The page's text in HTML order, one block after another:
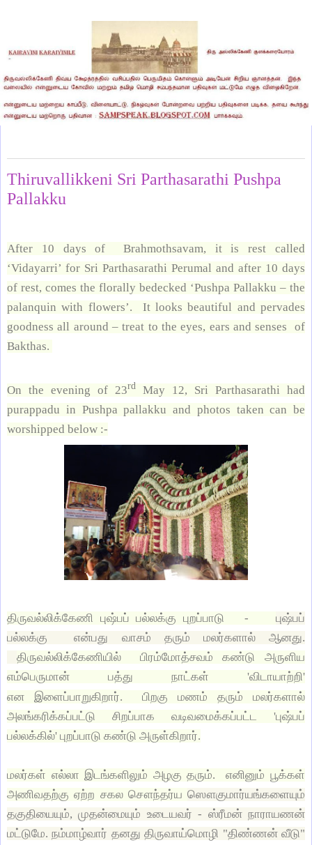
Thiruvallikkeni Sri Parthasarathi Pushpa
Pallakku
After 10 days of Brahmothsavam, it is rest called
‘Vidayarri’ for Sri Parthasarathi Perumal and after 10 days
of rest, comes the florally bedecked ‘Pushpa Pallakku – the
palanquin with flowers’. It looks beautiful and pervades
goodness all around – treat to the eyes, ears and senses of
Bakthas.
On the evening of 23rd May 12, Sri Parthasarathi had
purappadu in Pushpa pallakku and photos taken can be
worshipped below :-
திருவல்லிக்கேணி புஷ்பப் பல்லக்கு புறப்பாடு - புஷ்பப்
பல்லக்கு என்பது வாசம் தரும் மலர்களால் ஆனது.
திருவல்லிக்கேணியில் பிரம்மோத்சவம் கண்டு அருளிய
எம்பெருமான் பத்து நாட்கள் 'விடாயாற்றி'
என இளைப்பாறுகிறார். பிறகு மணம் தரும் மலர்களால்
அலங்கரிக்கப்பட்டு சிறப்பாக வடிவமைக்கப்பட்ட 'புஷ்பப்
பல்லக்கில்' புறப்பாடு கண்டு அருள்கிறார்.
மலர்கள் எல்லா இடங்களிலும் அழகு தரும். எனினும் பூக்கள்
அணிவதற்கு ஏற்ற சகல சௌந்தர்ய ஸௌகுமார்யங்களையும்
தகுதியையும், முதன்மையும் உடையவர் - ஸ்ரீமன் நாராயணன்
மட்டுமே. நம்மாழ்வார் தனது திருவாய்மொழி "திண்ணன் வீடு"